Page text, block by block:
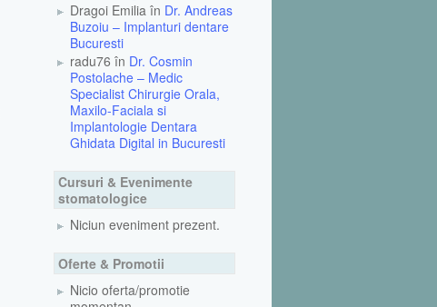
Dragoi Emilia în Dr. Andreas
Buzoiu – Implanturi dentare
Bucuresti
radu76 în Dr. Cosmin
Postolache – Medic
Specialist Chirurgie Orala,
Maxilo-Faciala si
Implantologie Dentara
Ghidata Digital in Bucuresti
Cursuri & Evenimente
stomatologice
Niciun eveniment prezent.
Oferte & Promotii
Nicio oferta/promotie